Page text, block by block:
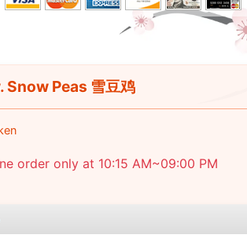
Peas 雪豆鸡
order only at 10:15 AM~09:00 PM